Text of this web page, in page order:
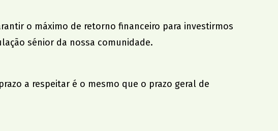
o máximo de retorno financeiro para investirmos
sénior da nossa comunidade.
a respeitar é o mesmo que o prazo geral de